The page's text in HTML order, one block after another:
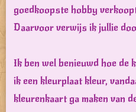
goedkoopste hobby
Daarvoor verwijs ik jullie
Ik ben wel benieuwd hoe de
ik een kleurplaat kleur,
kleurenkaart ga maken van